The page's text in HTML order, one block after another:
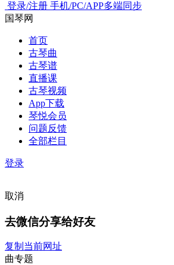
登录/注册 手机/PC/APP多端同步
国琴网
首页
古琴曲
古琴谱
直播课
古琴视频
App下载
琴悦会员
问题反馈
全部栏目
登录
取消
去微信分享给好友
复制当前网址
曲专题